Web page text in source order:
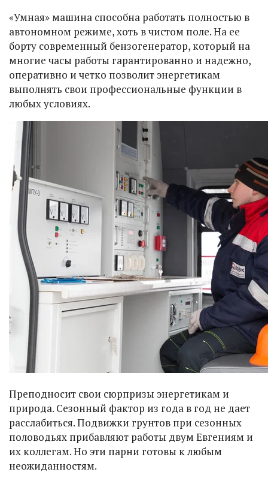
«Умная» машина способна работать полностью в
автономном режиме, хоть в чистом поле. На ее
борту современный бензогенератор, который на
многие часы работы гарантированно и надежно,
оперативно и четко позволит энергетикам
выполнять свои профессиональные функции в
любых условиях.
Преподносит свои сюрпризы энергетикам и
природа. Сезонный фактор из года в год не дает
расслабиться. Подвижки грунтов при сезонных
половодьях прибавляют работы двум Евгениям и
их коллегам. Но эти парни готовы к любым
неожиданностям.